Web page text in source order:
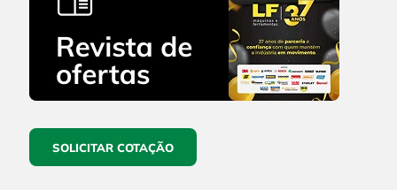
SOLICITAR COTAÇÃO